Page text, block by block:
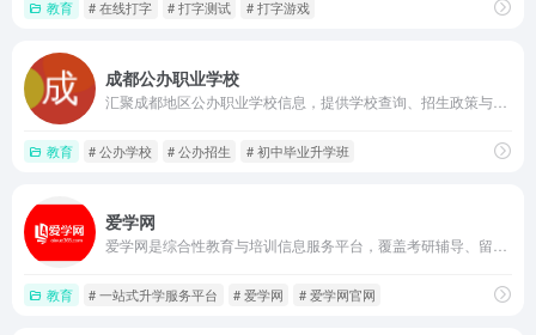
教育 # 在线打字 # 打字测试 # 打字游戏
成都公办职业学校
教育 # 公办学校 # 公办招生 # 初中毕业升学班
爱学网
教育 # 一站式升学服务平台 # 爱学网 # 爱学网官网